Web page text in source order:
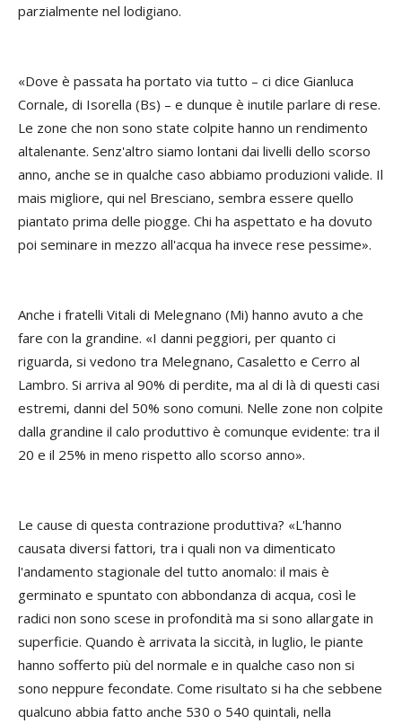
parzialmente nel lodigiano.
«Dove è passata ha portato via tutto – ci dice Gianluca
Cornale, di Isorella (Bs) – e dunque è inutile parlare di rese.
Le zone che non sono state colpite hanno un rendimento
altalenante. Senz'altro siamo lontani dai livelli dello scorso
anno, anche se in qualche caso abbiamo produzioni valide. Il
mais migliore, qui nel Bresciano, sembra essere quello
piantato prima delle piogge. Chi ha aspettato e ha dovuto
poi seminare in mezzo all'acqua ha invece rese pessime».
Anche i fratelli Vitali di Melegnano (Mi) hanno avuto a che
fare con la grandine. «I danni peggiori, per quanto ci
riguarda, si vedono tra Melegnano, Casaletto e Cerro al
Lambro. Si arriva al 90% di perdite, ma al di là di questi casi
estremi, danni del 50% sono comuni. Nelle zone non colpite
dalla grandine il calo produttivo è comunque evidente: tra il
20 e il 25% in meno rispetto allo scorso anno».
Le cause di questa contrazione produttiva? «L'hanno
causata diversi fattori, tra i quali non va dimenticato
l'andamento stagionale del tutto anomalo: il mais è
germinato e spuntato con abbondanza di acqua, così le
radici non sono scese in profondità ma si sono allargate in
superficie. Quando è arrivata la siccità, in luglio, le piante
hanno sofferto più del normale e in qualche caso non si
sono neppure fecondate. Come risultato si ha che sebbene
qualcuno abbia fatto anche 530 o 540 quintali, nella